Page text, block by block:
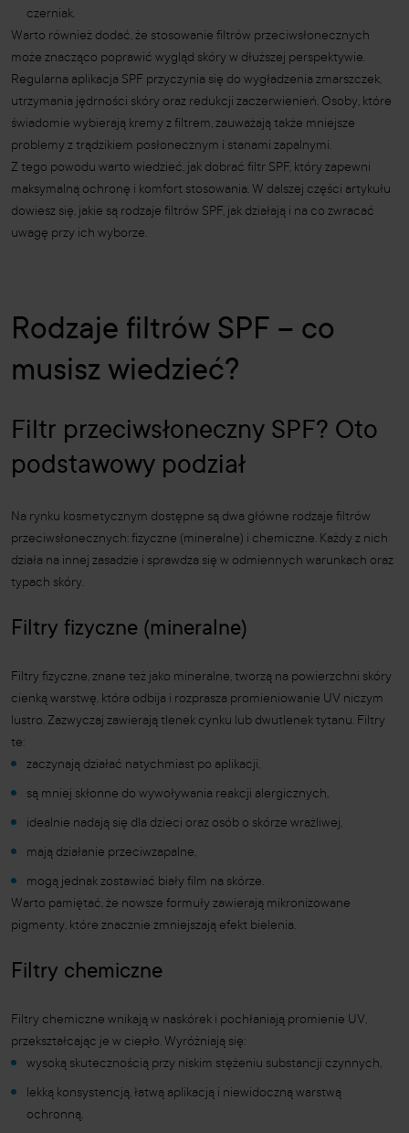
czerniak.
Warto również dodać, że stosowanie filtrów przeciwsłonecznych
może znacząco poprawić wygląd skóry w dłuższej perspektywie.
Regularna aplikacja SPF przyczynia się do wygładzenia zmarszczek,
utrzymania jędrności skóry oraz redukcji zaczerwienień. Osoby, które
świadomie wybierają kremy z filtrem, zauważają także mniejsze
problemy z trądzikiem posłonecznym i stanami zapalnymi.
Z tego powodu warto wiedzieć, jak dobrać filtr SPF, który zapewni
maksymalną ochronę i komfort stosowania. W dalszej części artykułu
dowiesz się, jakie są rodzaje filtrów SPF, jak działają i na co zwracać
uwagę przy ich wyborze.
Rodzaje filtrów SPF – co
musisz wiedzieć?
Filtr przeciwsłoneczny SPF? Oto
podstawowy podział
Na rynku kosmetycznym dostępne są dwa główne rodzaje filtrów
przeciwsłonecznych: fizyczne (mineralne) i chemiczne. Każdy z nich
działa na innej zasadzie i sprawdza się w odmiennych warunkach oraz
typach skóry.
Filtry fizyczne (mineralne)
Filtry fizyczne, znane też jako mineralne, tworzą na powierzchni skóry
cienką warstwę, która odbija i rozprasza promieniowanie UV niczym
lustro. Zazwyczaj zawierają tlenek cynku lub dwutlenek tytanu. Filtry
te:
zaczynają działać natychmiast po aplikacji,
są mniej skłonne do wywoływania reakcji alergicznych,
idealnie nadają się dla dzieci oraz osób o skórze wrażliwej,
mają działanie przeciwzapalne,
mogą jednak zostawiać biały film na skórze.
Warto pamiętać, że nowsze formuły zawierają mikronizowane
pigmenty, które znacznie zmniejszają efekt bielenia.
Filtry chemiczne
Filtry chemiczne wnikają w naskórek i pochłaniają promienie UV,
przekształcając je w ciepło. Wyróżniają się:
wysoką skutecznością przy niskim stężeniu substancji czynnych,
lekką konsystencją, łatwą aplikacją i niewidoczną warstwą
ochronną,